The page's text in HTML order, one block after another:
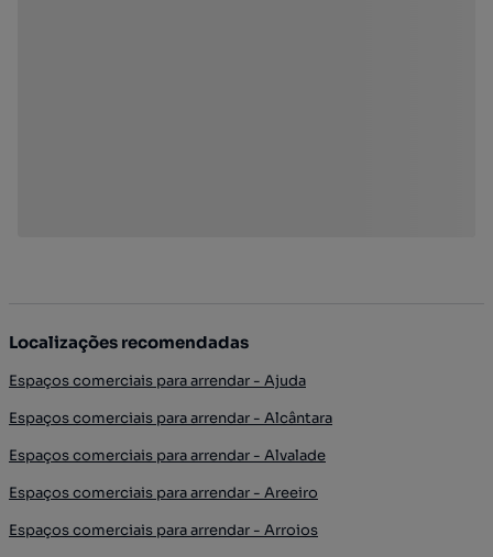
Localizações recomendadas
Espaços comerciais para arrendar - Ajuda
Espaços comerciais para arrendar - Alcântara
Espaços comerciais para arrendar - Alvalade
Espaços comerciais para arrendar - Areeiro
Espaços comerciais para arrendar - Arroios